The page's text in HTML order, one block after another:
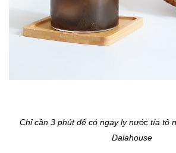
Chỉ cần 3 phút để có ngay ly nước tía tô
Dalahouse